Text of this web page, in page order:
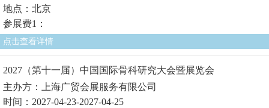
地点：北京
参展费1：
点击查看详情
2027（第十一届）中国国际骨科研究大会暨展览会
主办方：上海广贸会展服务有限公司
时间：2027-04-23-2027-04-25